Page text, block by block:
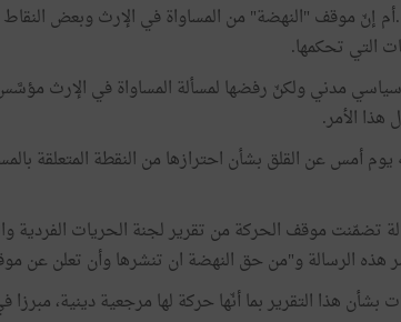
إنّ موقف "النهضة" من المساواة في الإرث وبعض النقاط
التي تحكمها.
مدني ولكنّ رفضها لمسألة المساواة في الإرث
هذا الأمر.
أمس عن القلق بشأن احترازها من النقطة المتعلقة
موقف الحركة من تقرير لجنة الحريات الفردية
الرسالة و"من حق النهضة ان تنشرها وأن تعلن عن
هذا التقرير بما أنّها حركة لها مرجعية دينية، مبرزا